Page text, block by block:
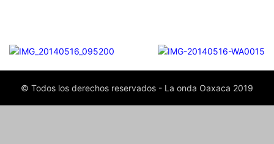
© Todos los derechos reservados - La onda Oaxaca 2019